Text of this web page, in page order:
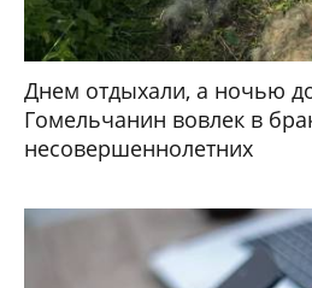
Днем отдыхали, а ночью
Гомельчанин вовлек в
несовершеннолетних